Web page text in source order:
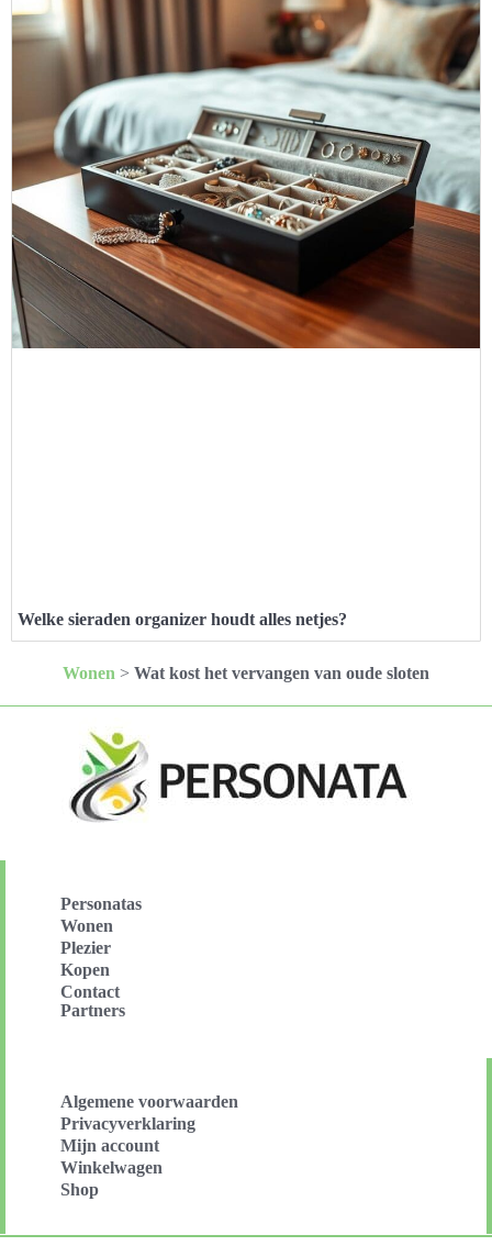
Welke sieraden organizer houdt alles netjes?
Wonen > Wat kost het vervangen van oude sloten
Personatas
Wonen
Plezier
Kopen
Contact
Partners
Algemene voorwaarden
Privacyverklaring
Mijn account
Winkelwagen
Shop